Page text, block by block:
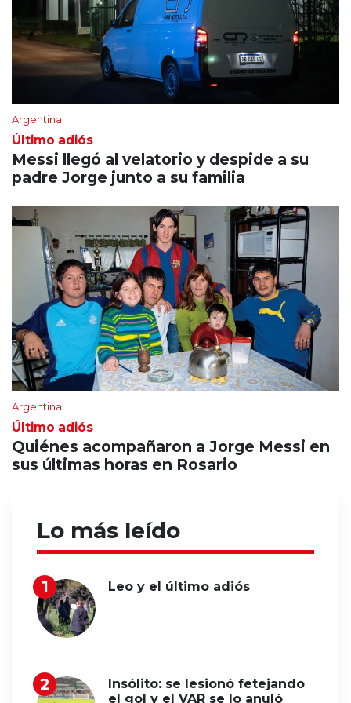
Argentina
Último adiós
Messi llegó al velatorio y despide a su
padre Jorge junto a su familia
Argentina
Último adiós
Quiénes acompañaron a Jorge Messi en
sus últimas horas en Rosario
Lo más leído
Leo y el último adiós
Insólito: se lesionó fetejando
el gol y el VAR se lo anuló